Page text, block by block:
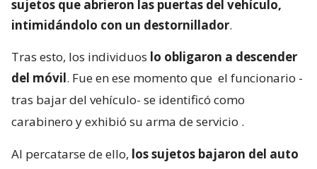
sujetos que abrieron las puertas del vehículo,
intimidándolo con un destornillador.
Tras esto, los individuos lo obligaron a descender
del móvil. Fue en ese momento que el funcionario -
tras bajar del vehículo- se identificó como
carabinero y exhibió su arma de servicio .
Al percatarse de ello, los sujetos bajaron del auto